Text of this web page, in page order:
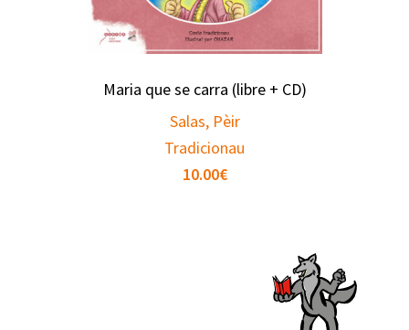
Maria que se carra (libre + CD)
Salas, Pèir
Tradicionau
10.00€